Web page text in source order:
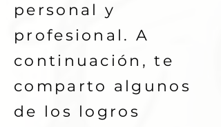
personal y
profesional. A
continuación, te
comparto algunos
de los logros